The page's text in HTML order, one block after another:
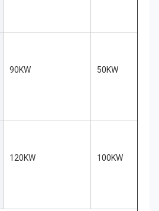
90KW 50KW
120KW 100KW